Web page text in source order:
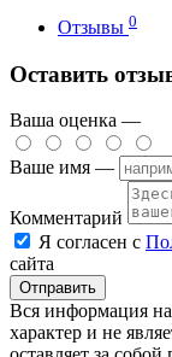
Отзывы 0
Оставить
Ваша оценка —
Ваше имя —
Комментарий
Я согласен с
сайта
Вся информация
характер и не